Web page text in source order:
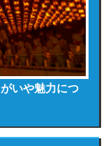
いや魅力につ